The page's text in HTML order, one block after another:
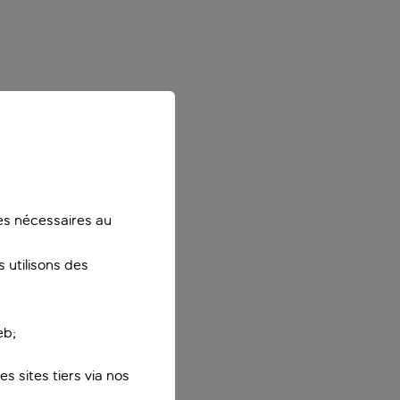
nécessaires au
utilisons des
sites tiers via nos